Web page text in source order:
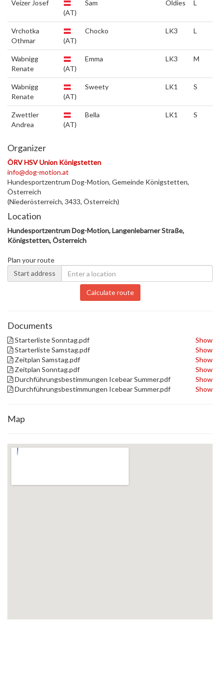
Veizer Josef
(AT)
Sam Oldies L
Vrchotka
Othmar
(AT)
Chocko LK3 L
Wabnigg
Renate
(AT)
Emma LK3 M
Wabnigg
Renate
(AT)
Sweety LK1 S
Zwettler
Andrea
(AT)
Bella LK1 S
Organizer
ÖRV HSV Union Königstetten
info@dog-motion.at
Hundesportzentrum Dog-Motion, Gemeinde Königstetten,
Österreich
(Niederösterreich, 3433, Österreich)
Location
Hundesportzentrum Dog-Motion, Langenlebarner Straße,
Königstetten, Österreich
Plan your route
Start address
Calculate route
Documents
Starterliste Sonntag.pdf
Show
Starterliste Samstag.pdf
Show
Zeitplan Samstag.pdf
Show
Zeitplan Sonntag.pdf
Show
Durchführungsbestimmungen Icebear Summer.pdf
Show
Durchführungsbestimmungen Icebear Summer.pdf
Show
Map